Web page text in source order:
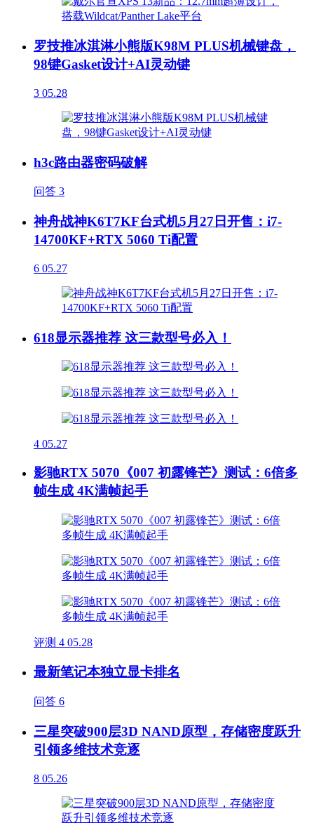
罗技推冰淇淋小熊版K98M PLUS机械键盘，
98键Gasket设计+AI灵动键
3 05.28
h3c路由器密码破解
问答 3
神舟战神K6T7KF台式机5月27日开售：i7-
14700KF+RTX 5060 Ti配置
6 05.27
618显示器推荐 这三款型号必入！
4 05.27
影驰RTX 5070《007 初露锋芒》测试：6倍多
帧生成 4K满帧起手
评测 4 05.28
最新笔记本独立显卡排名
问答 6
三星突破900层3D NAND原型，存储密度跃升
引领多维技术竞逐
8 05.26